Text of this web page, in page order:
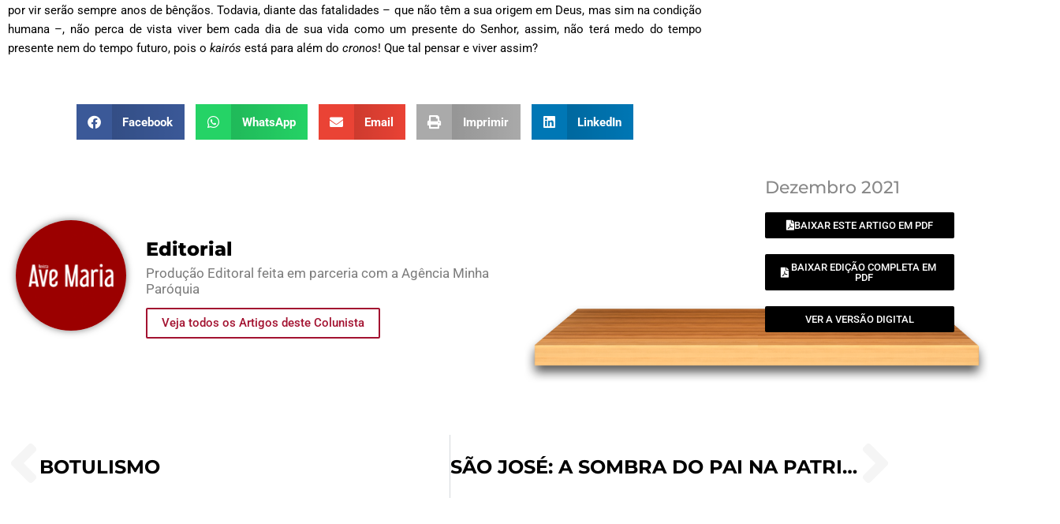
por vir serão sempre anos de bênçãos. Todavia, diante das fatalidades – que não têm a sua origem em Deus, mas sim na condição
humana –, não perca de vista viver bem cada dia de sua vida como um presente do Senhor, assim, não terá medo do tempo
presente nem do tempo futuro, pois o kairós está para além do cronos! Que tal pensar e viver assim?
Facebook WhatsApp Email Imprimir LinkedIn
Editorial
Produção Editoral feita em parceria com a Agência Minha
Paróquia
Veja todos os Artigos deste Colunista
Dezembro 2021
BAIXAR ESTE ARTIGO EM PDF
BAIXAR EDIÇÃO COMPLETA EM
PDF
VER A VERSÃO DIGITAL
BOTULISMO SÃO JOSÉ: A SOMBRA DO PAI NA PATRIS CORDE